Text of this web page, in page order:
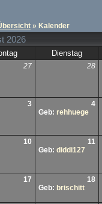
» Kalender
2026
Dienstag
27 28
3
4
Geb: rehhuege
10
11
Geb: diddi127
17
18
Geb: brischitt